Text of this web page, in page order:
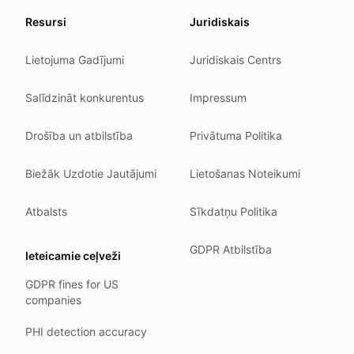
We do not train models on your text.
You can delete your account at any time.
You own your work.
Our company HQ is in Saarbrücken, Germany. Our
Hetzner holds ISO 27001 certification.
Backups run every day.
Need help?
Email support@anonym.legal
We reply within one business day.
Resursi
Lietojuma Gadījumi
Salīdzināt konkurentus
Drošība un atbilstība
Biežāk Uzdotie Jautājumi
Atbalsts
Ieteicamie ceļveži
GDPR fines for US
companies
PHI detection accuracy
Juridiskais
Juridiskais Centrs
Impressum
Privātuma Politika
Lietošanas Noteikumi
Sīkdatņu Politika
GDPR Atbilstība